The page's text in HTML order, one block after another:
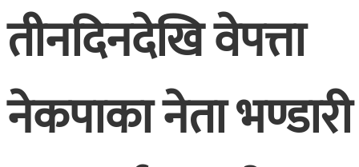
तीनदिनदेखि वेपत्ता
नेकपाका नेता भण्डारी